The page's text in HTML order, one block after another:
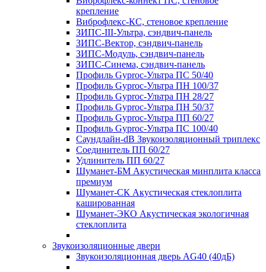
крепление
Виброфлекс-КС, стеновое крепление
ЗИПС-III-Ультра, сэндвич-панель
ЗИПС-Вектор, сэндвич-панель
ЗИПС-Модуль, сэндвич-панель
ЗИПС-Синема, сэндвич-панель
Профиль Gyproc-Ультра ПC 50/40
Профиль Gyproc-Ультра ПН 100/37
Профиль Gyproc-Ультра ПН 28/27
Профиль Gyproc-Ультра ПН 50/37
Профиль Gyproc-Ультра ПП 60/27
Профиль Gyproc-Ультра ПС 100/40
Саундлайн-dB Звукоизоляционный триплекс
Соединитель ПП 60/27
Удлинитель ПП 60/27
Шуманет-БМ Акустическая минплита класса
премиум
Шуманет-СК Акустическая стеклоплита
кашированная
Шуманет-ЭКО Акустическая экологичная
стеклоплита
Звукоизоляционные двери
Звукоизоляционная дверь AG40 (40дБ)